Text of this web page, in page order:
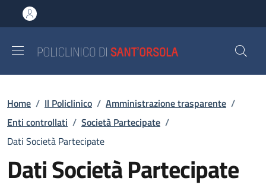
al contenuto principale
to footer content
Briciole di pane
Home / Il Policlinico / Amministrazione trasparente /
Enti controllati / Società Partecipate /
Dati Società Partecipate
Dati Società Partecipate